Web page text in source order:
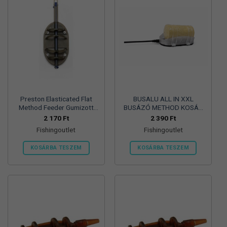
Preston Elasticated Flat
Method Feeder Gumizott
Etetőkosár Large 60GR
2 170 Ft
Fishingoutlet
KOSÁRBA TESZEM
BUSALU ALL IN XXL
BUSÁZÓ METHOD KOSÁR
CRYSTAL – 150gr
2 390 Ft
Fishingoutlet
KOSÁRBA TESZEM